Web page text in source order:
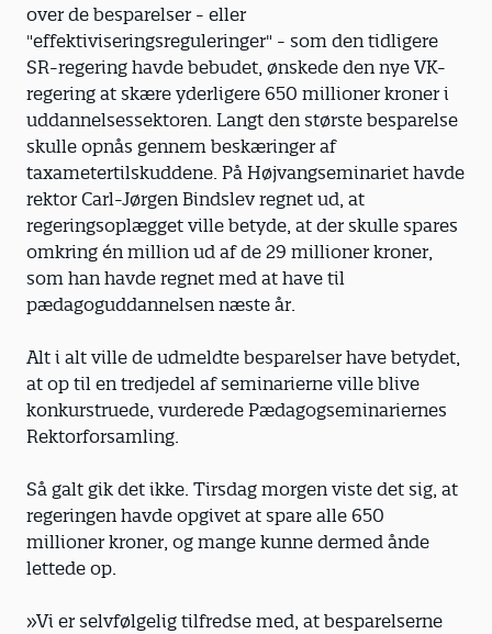
over de besparelser - eller
"effektiviseringsreguleringer" - som den tidligere
SR-regering havde bebudet, ønskede den nye VK-
regering at skære yderligere 650 millioner kroner i
uddannelsessektoren. Langt den største besparelse
skulle opnås gennem beskæringer af
taxametertilskuddene. På Højvangseminariet havde
rektor Carl-Jørgen Bindslev regnet ud, at
regeringsoplægget ville betyde, at der skulle spares
omkring én million ud af de 29 millioner kroner,
som han havde regnet med at have til
pædagoguddannelsen næste år.
Alt i alt ville de udmeldte besparelser have betydet,
at op til en tredjedel af seminarierne ville blive
konkurstruede, vurderede Pædagogseminariernes
Rektorforsamling.
Så galt gik det ikke. Tirsdag morgen viste det sig, at
regeringen havde opgivet at spare alle 650
millioner kroner, og mange kunne dermed ånde
lettede op.
»Vi er selvfølgelig tilfredse med, at besparelserne